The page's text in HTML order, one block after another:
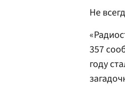
Не
357
году